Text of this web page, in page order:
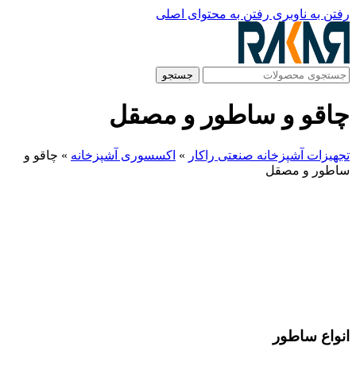
رفتن به ناوبری رفتن به محتوای اصلی
جستجو
چاقو و ساطور و مصقل
تجهیزات آشپزخانه صنعتی راکار » اکسسوری آشپزخانه » چاقو و
ساطور و مصقل
انواع ساطور